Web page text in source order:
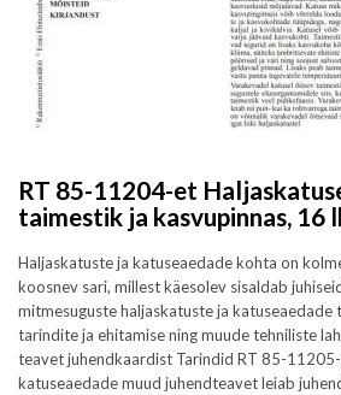
RT 85-11204-et
taimestik ja kasvupinnas, 16
Haljaskatuste ja katuseaedade kohta on
koosnev sari, millest käesolev sisaldab
mitmesuguste haljaskatuste ja katuseaedade
tarindite ja ehitamise ning muude tehniliste
teavet juhendkaardist Tarindid RT 85-
katuseaedade muud juhendteavet leiab